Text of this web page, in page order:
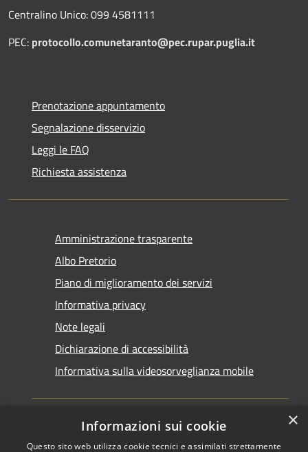
Centralino Unico: 099 4581111
PEC: protocollo.comunetaranto@pec.rupar.puglia.it
Prenotazione appuntamento
Segnalazione disservizio
Leggi le FAQ
Richiesta assistenza
Amministrazione trasparente
Albo Pretorio
Piano di miglioramento dei servizi
Informativa privacy
Note legali
Dichiarazione di accessibilità
Informativa sulla videosorveglianza mobile
×
Informazioni sui cookie
Questo sito web utilizza cookie tecnici e assimilati strettamente